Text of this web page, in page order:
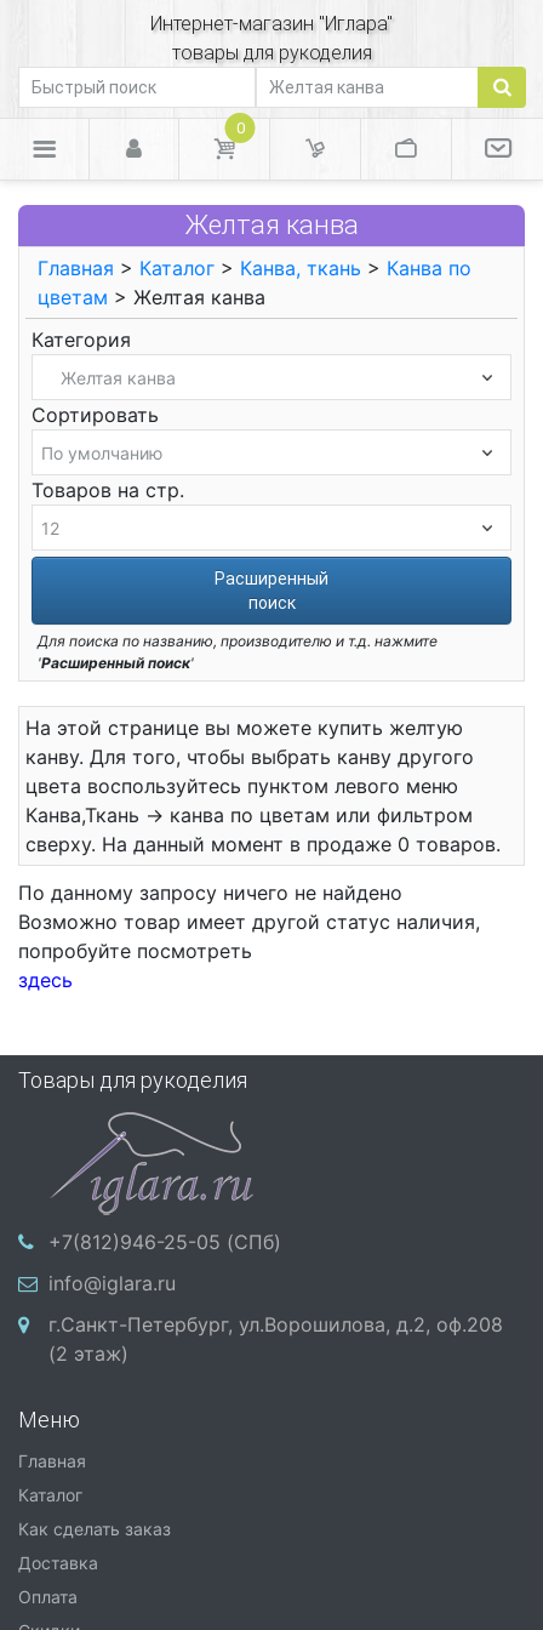
Интернет-магазин "Иглара"
товары для рукоделия
0
Желтая канва
Главная > Каталог > Канва, ткань > Канва по
цветам > Желтая канва
Категория
Сортировать
Товаров на стр.
Расширенный
поиск
Для поиска по названию, производителю и т.д. нажмите
'Расширенный поиск'
На этой странице вы можете купить желтую
канву. Для того, чтобы выбрать канву другого
цвета воспользуйтесь пунктом левого меню
Канва,Ткань -> канва по цветам или фильтром
сверху. На данный момент в продаже 0 товаров.
По данному запросу ничего не найдено
Возможно товар имеет другой статус наличия,
попробуйте посмотреть
здесь
Товары для рукоделия
+7(812)946-25-05 (СПб)
info@iglara.ru
г.Санкт-Петербург, ул.Ворошилова, д.2, оф.208
(2 этаж)
Меню
Главная
Каталог
Как сделать заказ
Доставка
Оплата